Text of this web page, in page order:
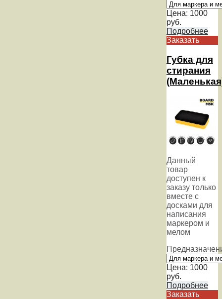
Цена: 1000
руб.
Подробнее
Заказать
Губка для
стирания
Данный
товар
доступен к
заказу только
вместе с
досками для
написания
маркером и
мелом
Цена: 1000
руб.
Подробнее
Заказать